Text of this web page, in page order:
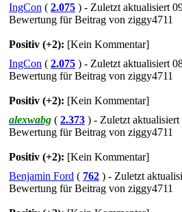
IngCon ( 2.075 ) - Zuletzt aktualisiert
Bewertung für Beitrag von ziggy4711
Positiv (+2): [Kein Kommentar]
IngCon ( 2.075 ) - Zuletzt aktualisiert
Bewertung für Beitrag von ziggy4711
Positiv (+2): [Kein Kommentar]
alexwabg ( 2.373 ) - Zuletzt
Bewertung für Beitrag von ziggy4711
Positiv (+2): [Kein Kommentar]
Benjamin Ford ( 762 ) - Zuletzt
Bewertung für Beitrag von ziggy4711